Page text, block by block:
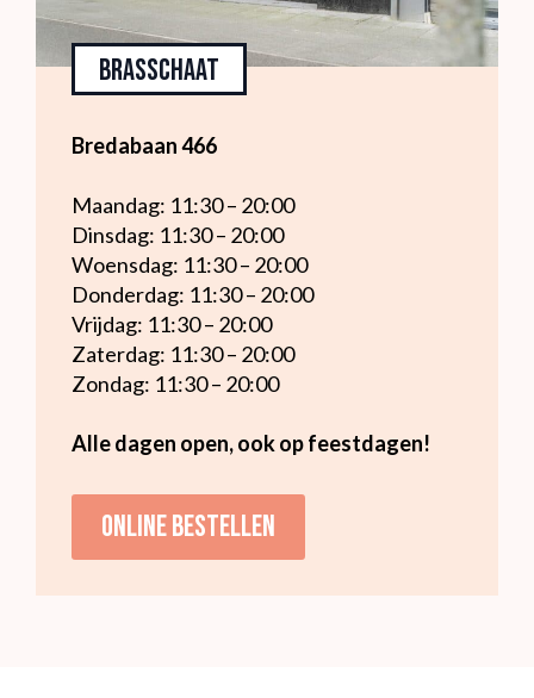
Brasschaat
Bredabaan 466
Maandag: 11:30 – 20:00
Dinsdag: 11:30 – 20:00
Woensdag: 11:30 – 20:00
Donderdag: 11:30 – 20:00
Vrijdag: 11:30 – 20:00
Zaterdag: 11:30 – 20:00
Zondag: 11:30 – 20:00
Alle dagen open, ook op feestdagen!
Online bestellen